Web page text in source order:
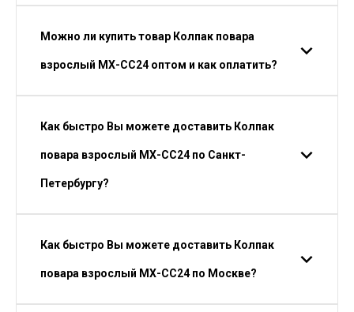
Можно ли купить товар Колпак повара
взрослый МХ-СС24 оптом и как оплатить?
Как быстро Вы можете доставить Колпак
повара взрослый МХ-СС24 по Санкт-
Петербургу?
Как быстро Вы можете доставить Колпак
повара взрослый МХ-СС24 по Москве?